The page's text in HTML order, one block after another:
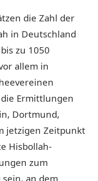
die Zahl der
in Deutschland
zu 1050
allem in
Ermittlungen
Dortmund,
jetzigen Zeitpunkt
Hisbollah-
zum
sein, an dem